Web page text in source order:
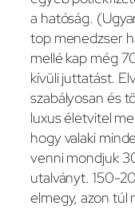
a hatóság.
top menedzser
mellé kap még
kívüli juttatást.
szabályosan és
luxus életvitel
hogy valaki
venni mondjuk
utalványt. 150-
elmegy, azon túl